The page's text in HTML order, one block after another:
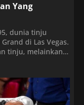
Yang
dunia tinju
di Las Vegas.
tinju, melainkan
yang telah absen
Mike Tyson,
menjalani
bukan sekadar